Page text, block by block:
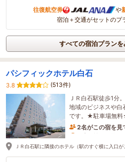
往復航空券 や
宿泊＋交通がセットのプ
すべての宿泊プランを
パシフィックホテル白石
3.8
(513件)
ＪＲ白石駅徒歩1分
地域のビジネスや白
です。★駐車場無
2名がこの宿を見
ＪＲ白石駅に隣接のホテル（駅のすぐ横に入口が